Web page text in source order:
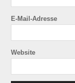
E-Mail-Adresse
Website